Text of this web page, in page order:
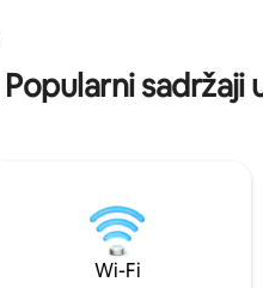
Popularni sadržaji
Wi-Fi